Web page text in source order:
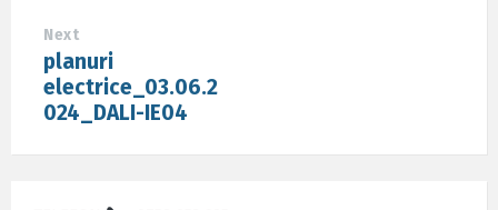
Next
planuri
electrice_03.06.2
024_DALI-IE04